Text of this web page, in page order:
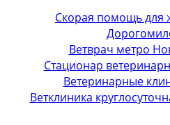
Скорая помощь для
Ветврач метро
Стационар
Ветеринарные
Ветклиника